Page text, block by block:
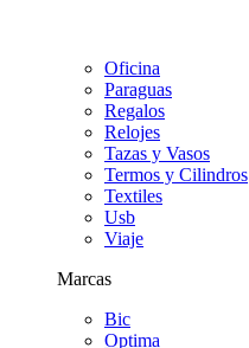
Oficina
Paraguas
Regalos
Relojes
Tazas y Vasos
Termos y Cilindros
Textiles
Usb
Viaje
Marcas
Bic
Optima